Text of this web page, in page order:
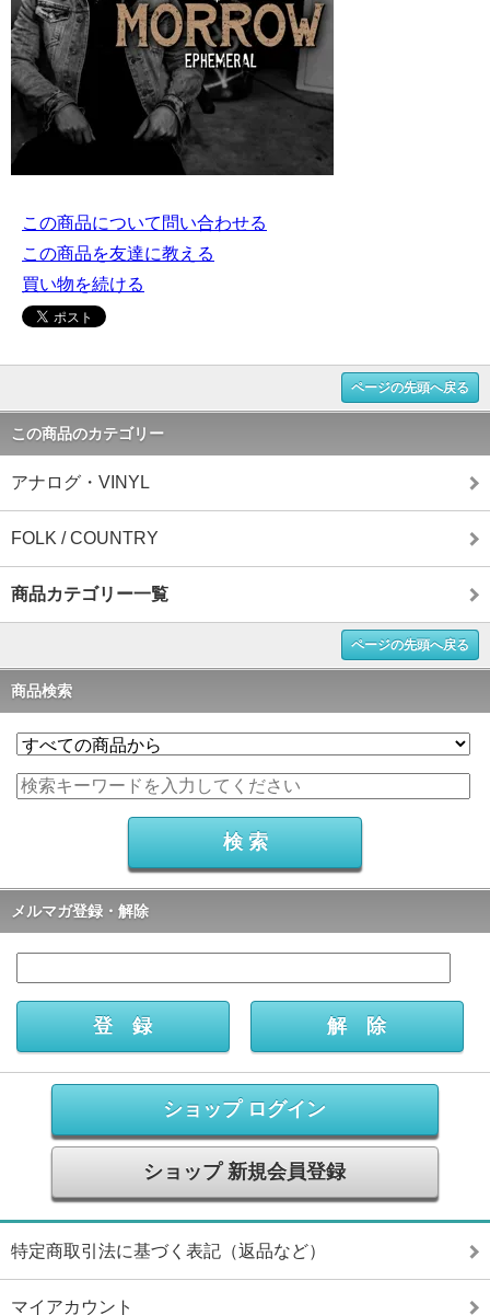
この商品について問い合わせる
この商品を友達に教える
買い物を続ける
ページの先頭へ戻る
この商品のカテゴリー
アナログ・VINYL
FOLK / COUNTRY
商品カテゴリー一覧
ページの先頭へ戻る
商品検索
メルマガ登録・解除
ショップ ログイン
ショップ 新規会員登録
特定商取引法に基づく表記（返品など）
マイアカウント